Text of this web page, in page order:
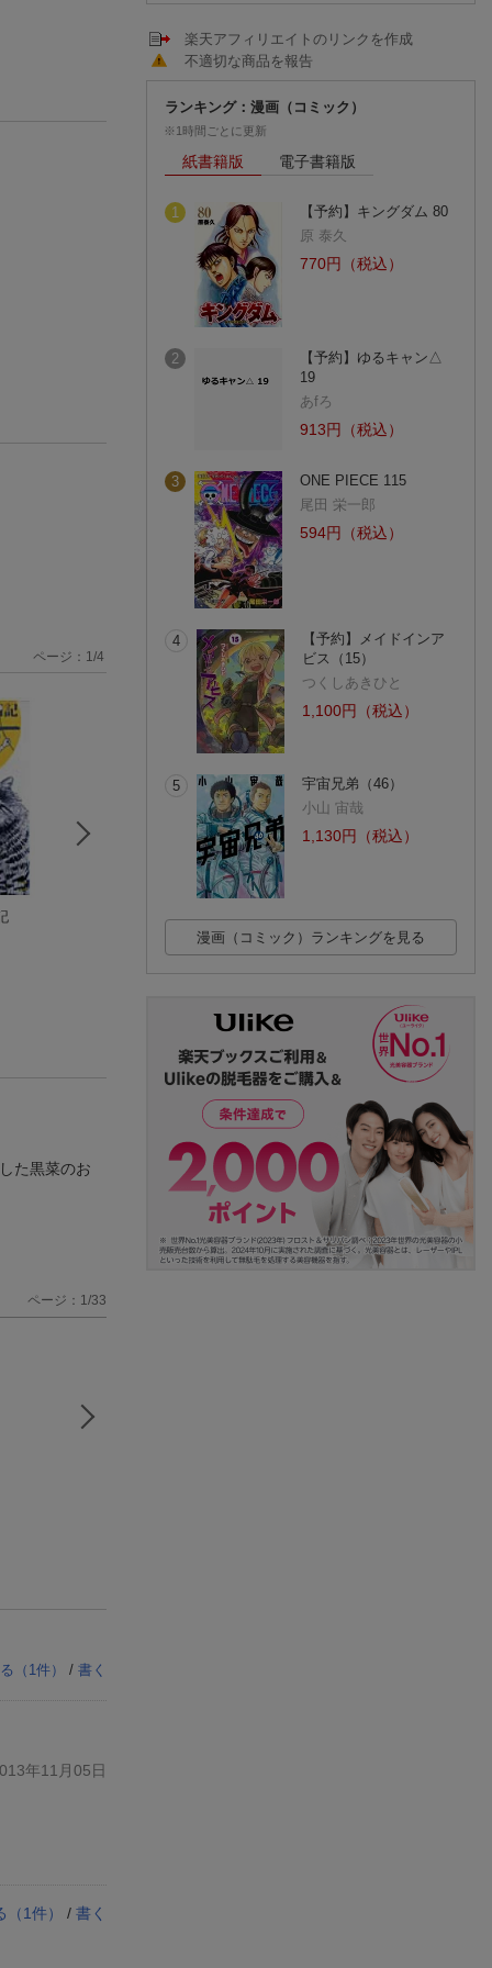
毎日ほどほどにどう
にか生きてるねこの
日記
ひよこ
うぐいす歌子の
こ日記
うぐいす歌子
ページ： 1/4
た黒菜のお
ページ：1/33
（ 1 件） / 書く
年11月05日
（1件） / 書く
楽天アフィリエイトのリンクを作成
不適切な商品を報告
ランキング：漫画（コミック）
※1時間ごとに更新
紙書籍版 電子書籍版
1
【予約】キングダム 80
原 泰久
770円（税込）
2
【予約】ゆるキャン△
19
あfろ
913円（税込）
3
ONE PIECE 115
尾田 栄一郎
594円（税込）
4
【予約】メイドインア
ビス（15）
つくしあきひと
1,100円（税込）
5
宇宙兄弟（46）
小山 宙哉
1,130円（税込）
漫画（コミック）ランキングを見る